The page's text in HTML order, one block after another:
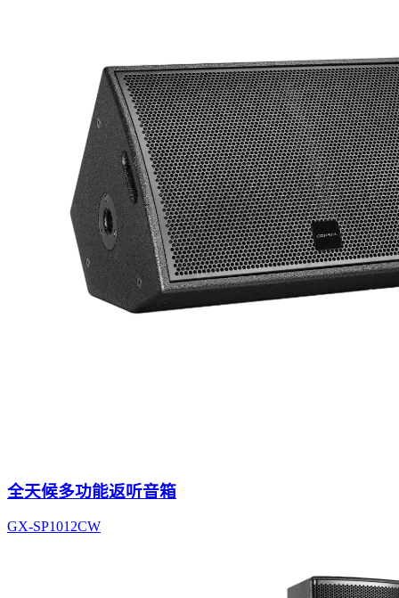
全天候多功能返听音箱
GX-SP1012CW